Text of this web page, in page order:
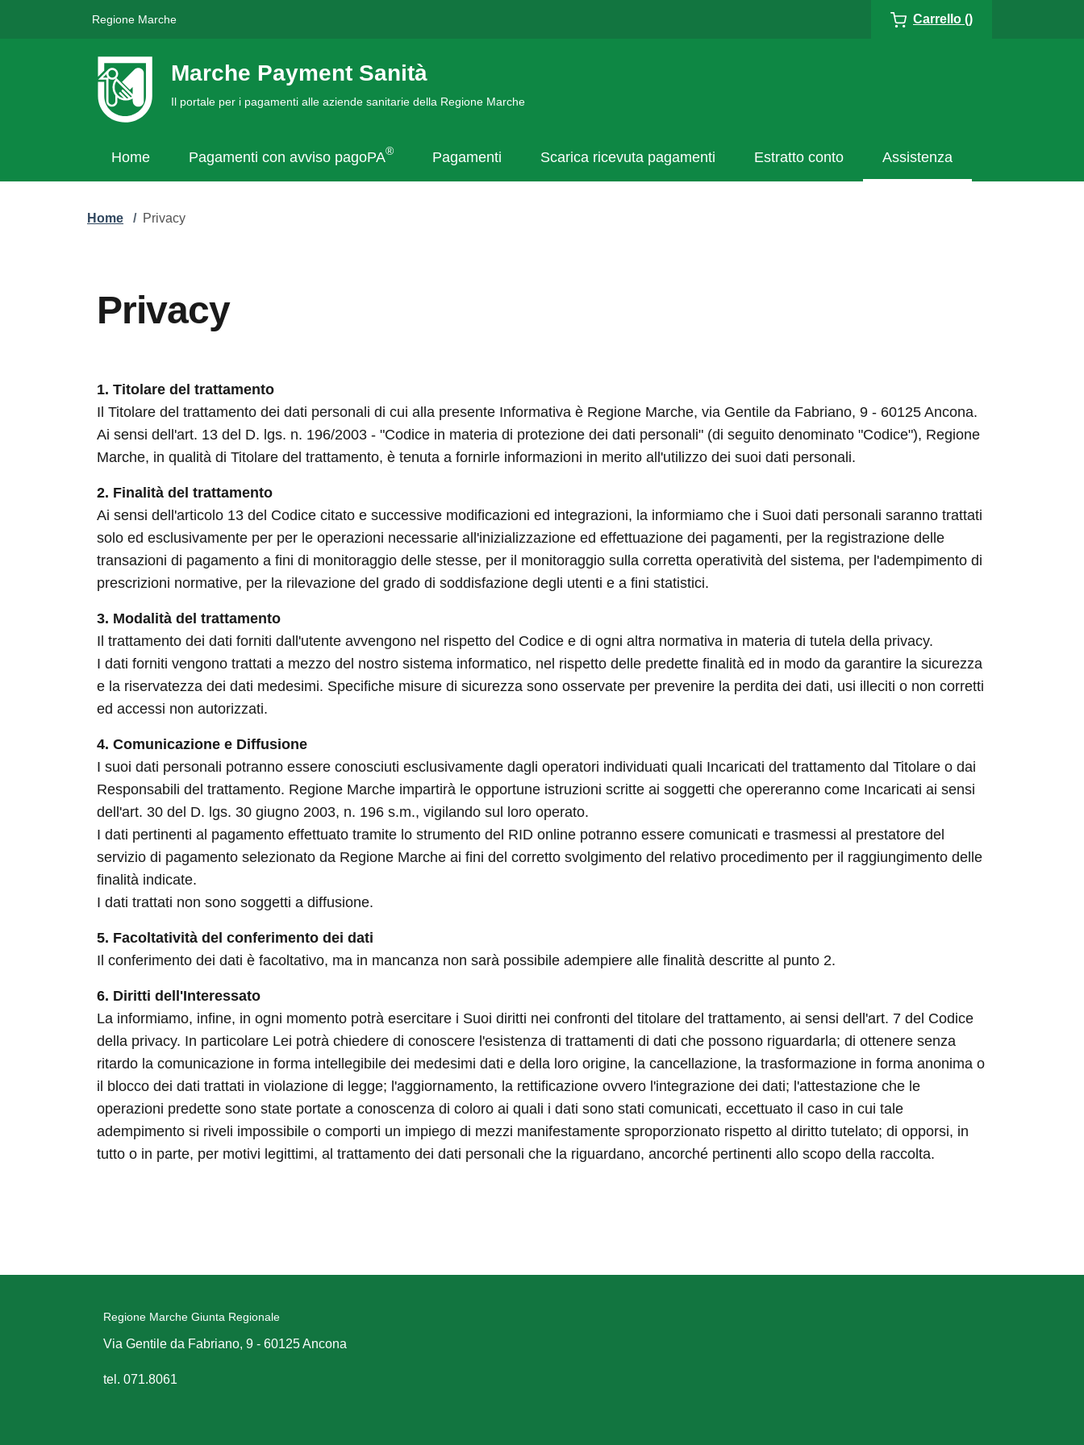
Regione Marche Carrello ()
Marche Payment Sanità
Il portale per i pagamenti alle aziende sanitarie della Regione Marche
Home Pagamenti con avviso pagoPA® Pagamenti Scarica ricevuta pagamenti Estratto conto Assistenza
Home / Privacy
Privacy
1. Titolare del trattamento
Il Titolare del trattamento dei dati personali di cui alla presente Informativa è Regione Marche, via Gentile da Fabriano, 9 - 60125 Ancona.
Ai sensi dell'art. 13 del D. lgs. n. 196/2003 - "Codice in materia di protezione dei dati personali" (di seguito denominato "Codice"), Regione
Marche, in qualità di Titolare del trattamento, è tenuta a fornirle informazioni in merito all'utilizzo dei suoi dati personali.
2. Finalità del trattamento
Ai sensi dell'articolo 13 del Codice citato e successive modificazioni ed integrazioni, la informiamo che i Suoi dati personali saranno trattati
solo ed esclusivamente per per le operazioni necessarie all'inizializzazione ed effettuazione dei pagamenti, per la registrazione delle
transazioni di pagamento a fini di monitoraggio delle stesse, per il monitoraggio sulla corretta operatività del sistema, per l'adempimento di
prescrizioni normative, per la rilevazione del grado di soddisfazione degli utenti e a fini statistici.
3. Modalità del trattamento
Il trattamento dei dati forniti dall'utente avvengono nel rispetto del Codice e di ogni altra normativa in materia di tutela della privacy.
I dati forniti vengono trattati a mezzo del nostro sistema informatico, nel rispetto delle predette finalità ed in modo da garantire la sicurezza
e la riservatezza dei dati medesimi. Specifiche misure di sicurezza sono osservate per prevenire la perdita dei dati, usi illeciti o non corretti
ed accessi non autorizzati.
4. Comunicazione e Diffusione
I suoi dati personali potranno essere conosciuti esclusivamente dagli operatori individuati quali Incaricati del trattamento dal Titolare o dai
Responsabili del trattamento. Regione Marche impartirà le opportune istruzioni scritte ai soggetti che opereranno come Incaricati ai sensi
dell'art. 30 del D. lgs. 30 giugno 2003, n. 196 s.m., vigilando sul loro operato.
I dati pertinenti al pagamento effettuato tramite lo strumento del RID online potranno essere comunicati e trasmessi al prestatore del
servizio di pagamento selezionato da Regione Marche ai fini del corretto svolgimento del relativo procedimento per il raggiungimento delle
finalità indicate.
I dati trattati non sono soggetti a diffusione.
5. Facoltatività del conferimento dei dati
Il conferimento dei dati è facoltativo, ma in mancanza non sarà possibile adempiere alle finalità descritte al punto 2.
6. Diritti dell'Interessato
La informiamo, infine, in ogni momento potrà esercitare i Suoi diritti nei confronti del titolare del trattamento, ai sensi dell'art. 7 del Codice
della privacy. In particolare Lei potrà chiedere di conoscere l'esistenza di trattamenti di dati che possono riguardarla; di ottenere senza
ritardo la comunicazione in forma intellegibile dei medesimi dati e della loro origine, la cancellazione, la trasformazione in forma anonima o
il blocco dei dati trattati in violazione di legge; l'aggiornamento, la rettificazione ovvero l'integrazione dei dati; l'attestazione che le
operazioni predette sono state portate a conoscenza di coloro ai quali i dati sono stati comunicati, eccettuato il caso in cui tale
adempimento si riveli impossibile o comporti un impiego di mezzi manifestamente sproporzionato rispetto al diritto tutelato; di opporsi, in
tutto o in parte, per motivi legittimi, al trattamento dei dati personali che la riguardano, ancorché pertinenti allo scopo della raccolta.
Regione Marche Giunta Regionale
Via Gentile da Fabriano, 9 - 60125 Ancona
tel. 071.8061